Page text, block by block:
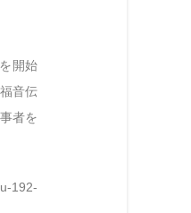
開始
音伝
者を
192-